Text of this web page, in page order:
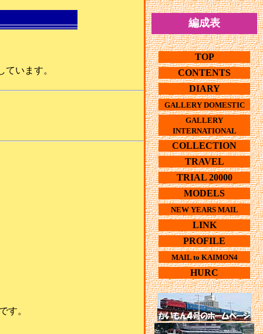
います。
す。
編成表
TOP
CONTENTS
DIARY
GALLERY DOMESTIC
GALLERY
INTERNATIONAL
COLLECTION
TRAVEL
TRIAL 20000
MODELS
NEW YEARS MAIL
LINK
PROFILE
MAIL to KAIMON4
HURC